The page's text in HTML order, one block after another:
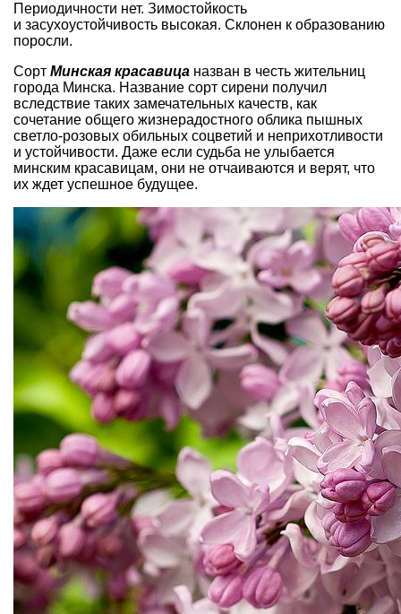
Периодичности нет. Зимостойкость
и засухоустойчивость высокая. Склонен к образованию
поросли.
Сорт Минская красавица назван в честь жительниц
города Минска. Название сорт сирени получил
вследствие таких замечательных качеств, как
сочетание общего жизнерадостного облика пышных
светло-розовых обильных соцветий и неприхотливости
и устойчивости. Даже если судьба не улыбается
минским красавицам, они не отчаиваются и верят, что
их ждет успешное будущее.